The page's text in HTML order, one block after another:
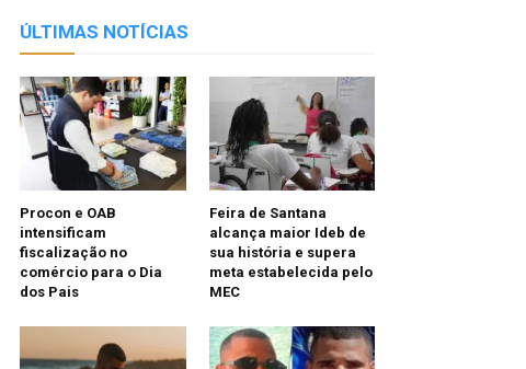
ÚLTIMAS NOTÍCIAS
Procon e OAB
intensificam
fiscalização no
comércio para o Dia
dos Pais
Feira de Santana
alcança maior Ideb de
sua história e supera
meta estabelecida pelo
MEC